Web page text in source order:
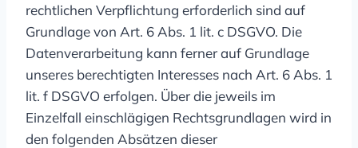
rechtlichen Verpflichtung erforderlich sind auf
Grundlage von Art. 6 Abs. 1 lit. c DSGVO. Die
Datenverarbeitung kann ferner auf Grundlage
unseres berechtigten Interesses nach Art. 6 Abs. 1
lit. f DSGVO erfolgen. Über die jeweils im
Einzelfall einschlägigen Rechtsgrundlagen wird in
den folgenden Absätzen dieser